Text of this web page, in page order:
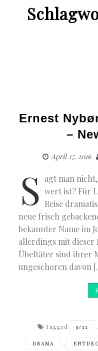
Ernest
–
April 27, 2016
S agt man
wert ist? Für
Reise
neue frisch
bekannter Name im
allerdings mit
Übeltäter sind ihrer
ungeschoren davon
Tagged 9/11
DRAMA ,